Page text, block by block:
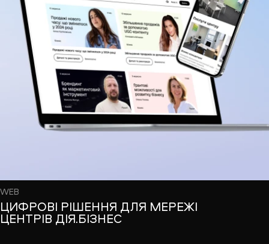
WEB
ЦИФРОВІ РІШЕННЯ ДЛЯ МЕРЕЖІ
ЦЕНТРІВ ДІЯ.БІЗНЕС